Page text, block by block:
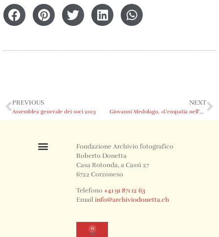
PREVIOUS
Assemblea generale dei soci 2013
NEXT
Giovanni Medolago, «L’empatia nell’obiettivo»
Fondazione Archivio fotografico
Roberto Donetta
Casa Rotonda, a Cassì 27
6722 Corzoneso
Telefono+41 91 871 12 63
Emailinfo@archiviodonetta.ch
0